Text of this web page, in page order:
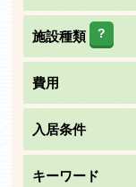
施設種類 ?
費用
入居条件
キーワード